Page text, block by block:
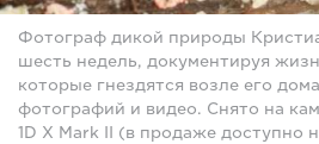
Фотограф дикой природы
шесть недель, документируя
которые гнездятся возле его
фотографий и видео. Снято на
1D X Mark II (в продаже доступно